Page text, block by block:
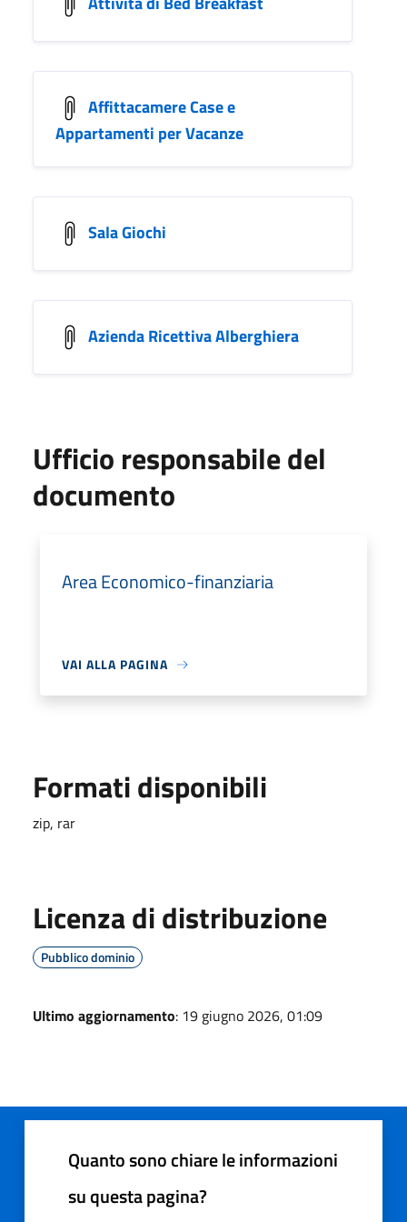
Affittacamere Case e
Appartamenti per Vacanze
Sala Giochi
Azienda Ricettiva Alberghiera
Ufficio responsabile del
documento
Area Economico-finanziaria
VAI ALLA PAGINA
Formati disponibili
zip, rar
Licenza di distribuzione
Pubblico dominio
Ultimo aggiornamento: 19 giugno 2026, 01:09
Quanto sono chiare le informazioni
su questa pagina?